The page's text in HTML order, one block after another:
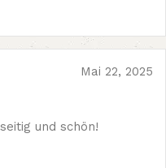
Mai 22, 2025
und schön!